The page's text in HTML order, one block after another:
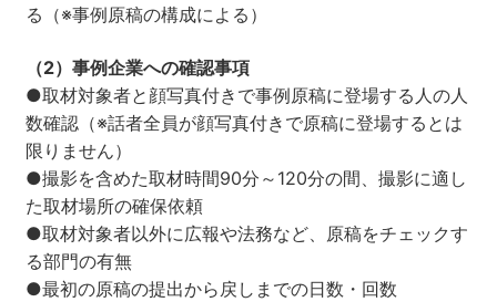
る（※事例原稿の構成による）
（2）事例企業への確認事項
●取材対象者と顔写真付きで事例原稿に登場する人の人
数確認（※話者全員が顔写真付きで原稿に登場するとは
限りません）
●撮影を含めた取材時間90分～120分の間、撮影に適し
た取材場所の確保依頼
●取材対象者以外に広報や法務など、原稿をチェックす
る部門の有無
●最初の原稿の提出から戻しまでの日数・回数